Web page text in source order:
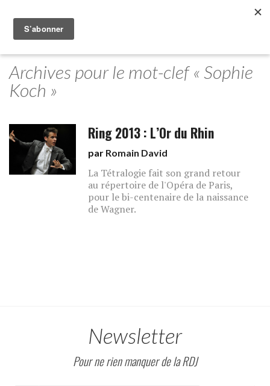
Archives pour le mot-clef « Sophie
Koch »
Ring 2013 : L’Or du Rhin
par Romain David
La Tétralogie fait son grand retour
au répertoire de l'Opéra de Paris,
pour le bi-centenaire de la naissance
de Wagner.
Newsletter
Pour ne rien manquer de la RDJ